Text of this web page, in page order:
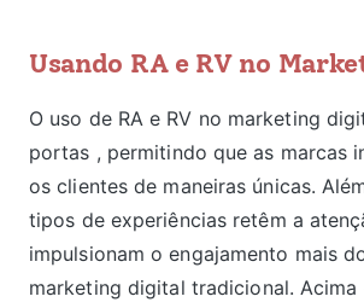
Usando RA e RV no
O uso de RA e RV no marketing
portas , permitindo que as marcas
os clientes de maneiras únicas.
tipos de experiências retêm a
impulsionam o engajamento mais
marketing digital tradicional.